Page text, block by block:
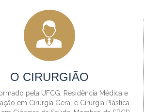
O CIRURGIÃO
pela UFCG. Residência Médica e
em Cirurgia Geral e Cirurgia Plástica.